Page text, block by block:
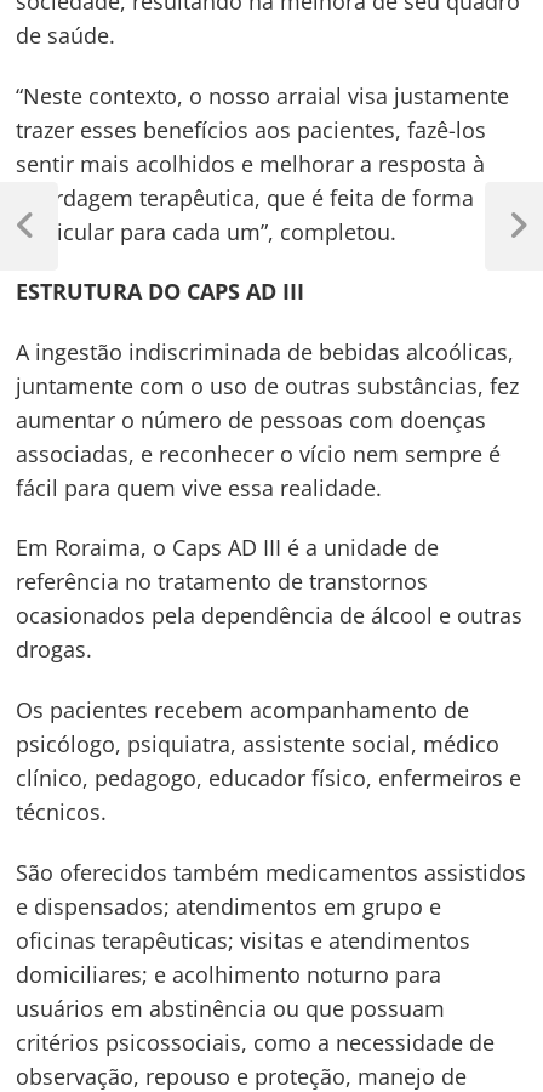
de saúde.
“Neste contexto, o nosso arraial visa justamente
trazer esses benefícios aos pacientes, fazê-los
sentir mais acolhidos e melhorar a resposta à
abordagem terapêutica, que é feita de forma
particular para cada um”, completou.
ESTRUTURA DO CAPS AD III
A ingestão indiscriminada de bebidas alcoólicas,
juntamente com o uso de outras substâncias, fez
aumentar o número de pessoas com doenças
associadas, e reconhecer o vício nem sempre é
fácil para quem vive essa realidade.
Em Roraima, o Caps AD III é a unidade de
referência no tratamento de transtornos
ocasionados pela dependência de álcool e outras
drogas.
Os pacientes recebem acompanhamento de
psicólogo, psiquiatra, assistente social, médico
clínico, pedagogo, educador físico, enfermeiros e
técnicos.
São oferecidos também medicamentos assistidos
e dispensados; atendimentos em grupo e
oficinas terapêuticas; visitas e atendimentos
domiciliares; e acolhimento noturno para
usuários em abstinência ou que possuam
critérios psicossociais, como a necessidade de
observação, repouso e proteção, manejo de
Navegação
de
Post
Previous
Next